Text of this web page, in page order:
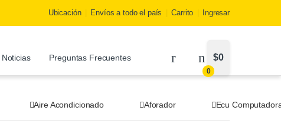
Ubicación Envíos a todo el país Carrito Ingresar
Noticias Preguntas Frecuentes
0
$0
Aire Acondicionado Aforador Ecu